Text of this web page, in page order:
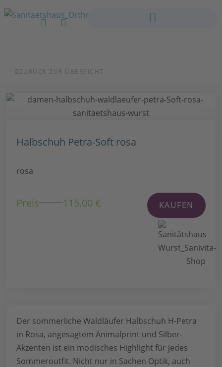
ZURÜCK ZUR ÜBERSICHT
Halbschuh Petra-Soft rosa
rosa
Preis 115.00 € KAUFEN
Der sommerliche Waldläufer Halbschuh H-Petra
in Rosa, angesagtem Animalprint und Silber-
Akzenten ist ein modisches Highlight für jedes
Sommeroutfit. Nicht nur in Sachen Optik, auch